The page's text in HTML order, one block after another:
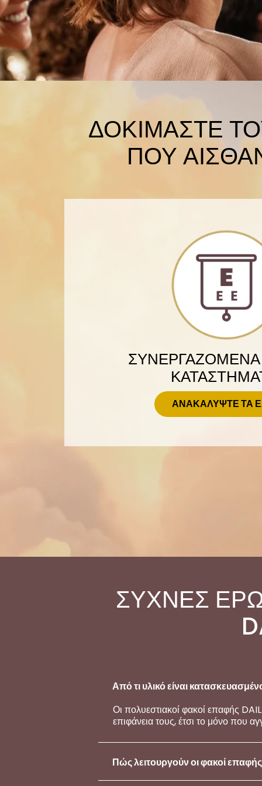
ΔΟΚΙΜΑΣΤΕ
ΠΟΥ
ΣΥΝΕΡΓΑΖΟΜΕΝΑ
ΑΝΑΚΑΛΥΨΤΕ ΤΑ
ΣΥΧΝΕΣ
Από τι υλικό είναι
Οι πολυεστιακοί φακοί επαφής
επιφάνεια τους, έτσι το μόνο που
Πώς λειτουργούν οι φακοί